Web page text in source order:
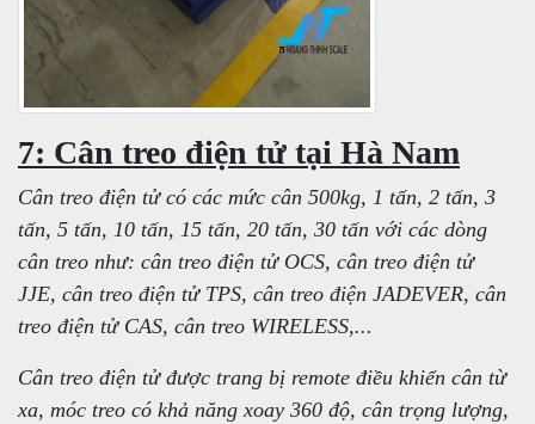
7: Cân treo điện tử tại Hà Nam
Cân treo điện tử có các mức cân 500kg, 1 tấn, 2 tấn, 3
tấn, 5 tấn, 10 tấn, 15 tấn, 20 tấn, 30 tấn với các dòng
cân treo như: cân treo điện tử OCS, cân treo điện tử
JJE, cân treo điện tử TPS, cân treo điện JADEVER, cân
treo điện tử CAS, cân treo WIRELESS,...
Cân treo điện tử được trang bị remote điều khiển cân từ
xa, móc treo có khả năng xoay 360 độ, cân trọng lượng,